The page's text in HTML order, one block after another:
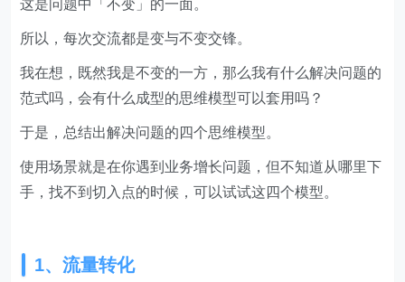
这是问题中「不变」的一面。
所以，每次交流都是变与不变交锋。
我在想，既然我是不变的一方，那么我有什么解决问题的
范式吗，会有什么成型的思维模型可以套用吗？
于是，总结出解决问题的四个思维模型。
使用场景就是在你遇到业务增长问题，但不知道从哪里下
手，找不到切入点的时候，可以试试这四个模型。
1、流量转化